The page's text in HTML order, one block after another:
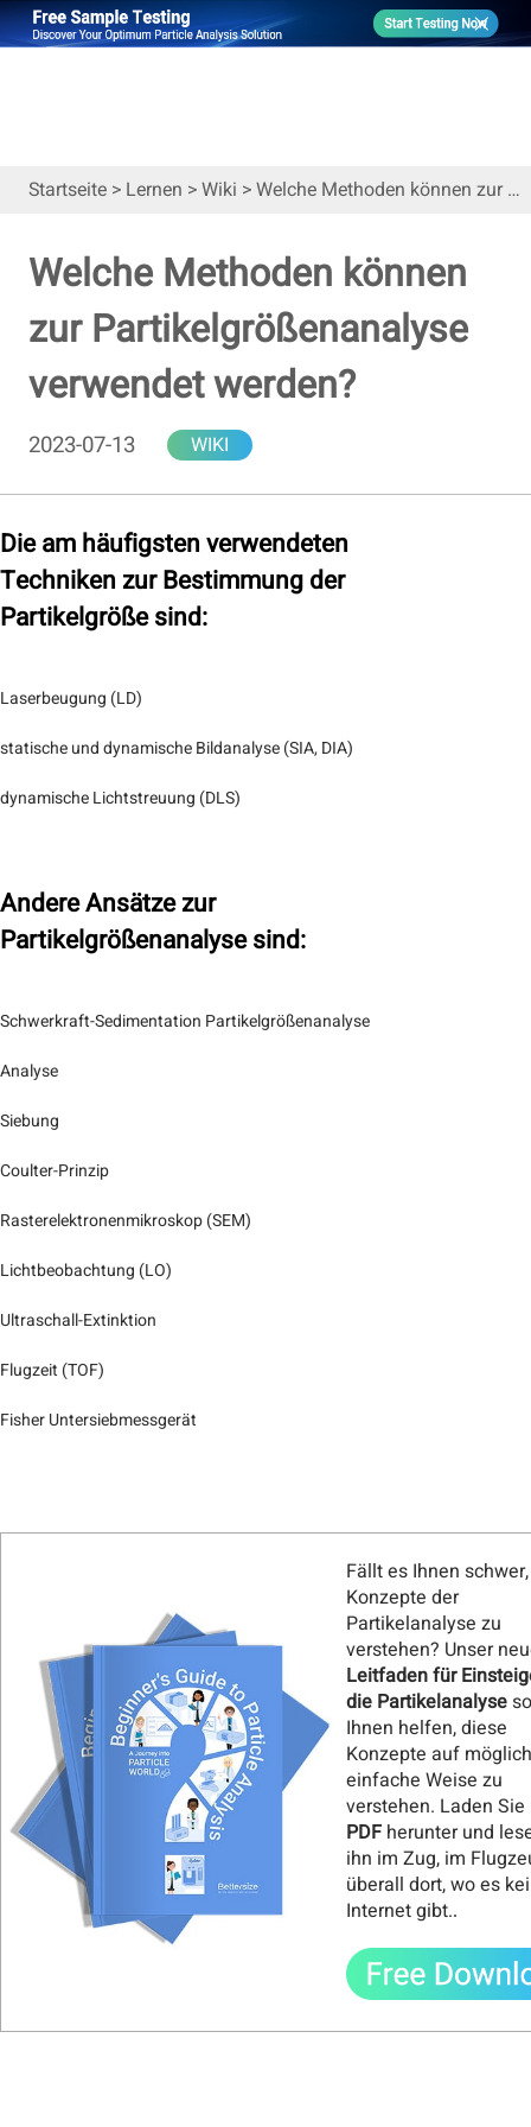
Startseite > Lernen >Wiki >Welche Methoden können zur Partikelgrößenanalyse verwendet werden?
Welche Methoden können
zur Partikelgrößenanalyse
verwendet werden?
2023-07-13 WIKI
Die am häufigsten verwendeten
Techniken zur Bestimmung der
Partikelgröße sind:
Laserbeugung (LD)
statische und dynamische Bildanalyse (SIA, DIA)
dynamische Lichtstreuung (DLS)
Andere Ansätze zur
Partikelgrößenanalyse sind:
Schwerkraft-Sedimentation Partikelgrößenanalyse
Analyse
Siebung
Coulter-Prinzip
Rasterelektronenmikroskop (SEM)
Lichtbeobachtung (LO)
Ultraschall-Extinktion
Flugzeit (TOF)
Fisher Untersiebmessgerät
Fällt es Ihnen
Konzepte der
Partikelanalyse zu
verstehen? Unser
Leitfaden für
die Partikelanalyse
Ihnen helfen, diese
Konzepte auf
einfache Weise zu
verstehen. Laden
PDF herunter und
ihn im Zug, im
überall dort, wo es
Internet gibt..